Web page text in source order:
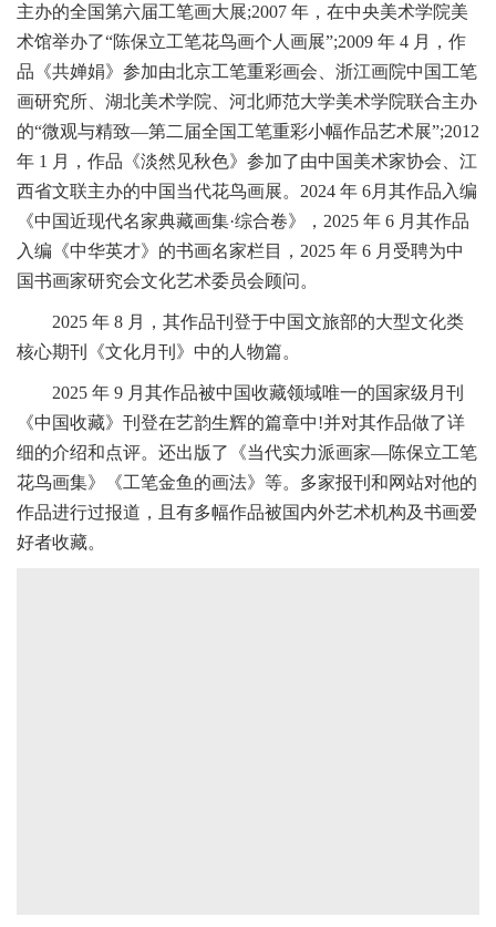
主办的全国第六届工笔画大展;2007 年，在中央美术学院美
术馆举办了“陈保立工笔花鸟画个人画展”;2009 年 4 月，作
品《共婵娟》参加由北京工笔重彩画会、浙江画院中国工笔
画研究所、湖北美术学院、河北师范大学美术学院联合主办
的“微观与精致—第二届全国工笔重彩小幅作品艺术展”;2012
年 1 月，作品《淡然见秋色》参加了由中国美术家协会、江
西省文联主办的中国当代花鸟画展。2024 年 6月其作品入编
《中国近现代名家典藏画集·综合卷》，2025 年 6 月其作品
入编《中华英才》的书画名家栏目，2025 年 6 月受聘为中
国书画家研究会文化艺术委员会顾问。
2025 年 8 月，其作品刊登于中国文旅部的大型文化类
核心期刊《文化月刊》中的人物篇。
2025 年 9 月其作品被中国收藏领域唯一的国家级月刊
《中国收藏》刊登在艺韵生辉的篇章中!并对其作品做了详
细的介绍和点评。还出版了《当代实力派画家—陈保立工笔
花鸟画集》《工笔金鱼的画法》等。多家报刊和网站对他的
作品进行过报道，且有多幅作品被国内外艺术机构及书画爱
好者收藏。